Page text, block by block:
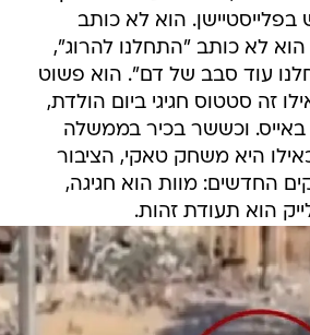
הוא לא כותב
לא כותב "התחלנו להרוג",
עוד סבב של דם". הוא פשוט
זה סטטוס חגיגי ביום הולדת,
באייס. וכששר בכיר בממשלה
היא משחק טאקי, הציבור
החדשים: מוות הוא חגיגה,
הוא תעודת זהות.